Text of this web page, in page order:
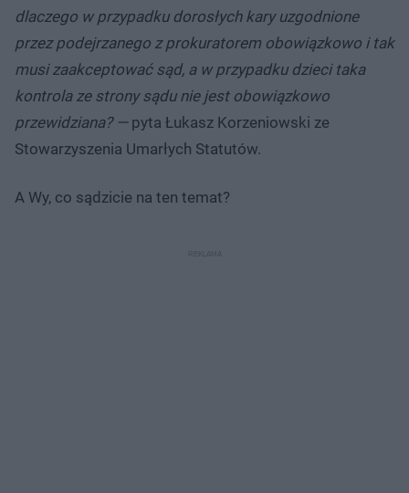
dlaczego w przypadku dorosłych kary uzgodnione
przez podejrzanego z prokuratorem obowiązkowo i tak
musi zaakceptować sąd, a w przypadku dzieci taka
kontrola ze strony sądu nie jest obowiązkowo
przewidziana? —pyta Łukasz Korzeniowski ze
Stowarzyszenia Umarłych Statutów.
A Wy, co sądzicie na ten temat?